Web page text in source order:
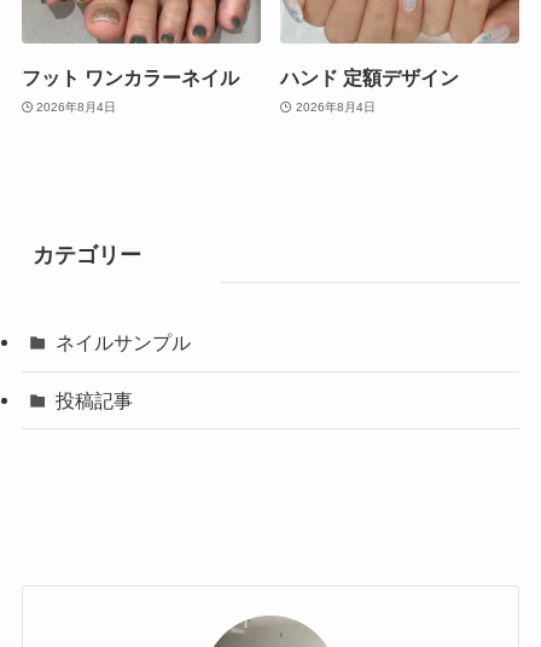
フット ワンカラーネイル
2026年8月4日
ハンド 定額デザイン
2026年8月4日
カテゴリー
ネイルサンプル
投稿記事